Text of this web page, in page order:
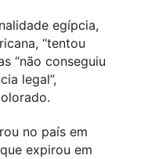
egípcia,
“tentou
“não conseguiu
legal”,
no país em
expirou em